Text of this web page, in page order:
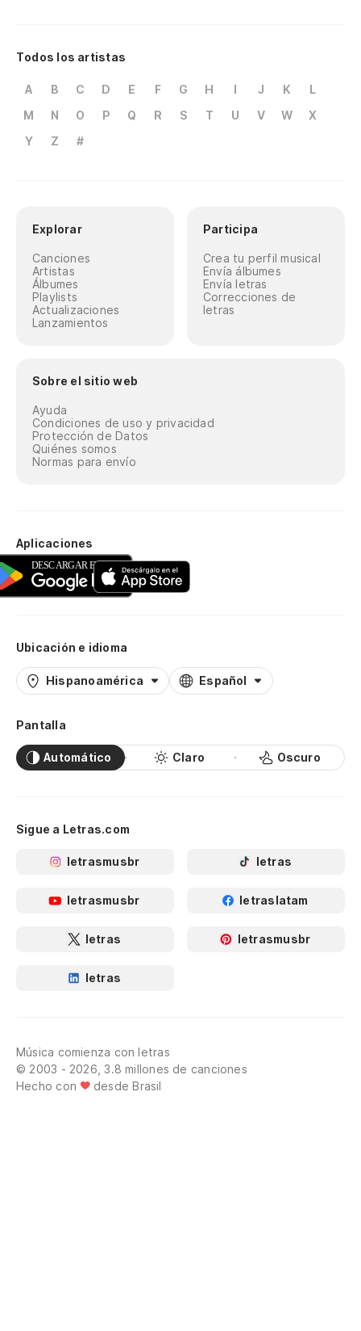
Todos los artistas
A B C D E F G H I J K
L
M
N O P Q R S T U V W
X
Y
Z #
Explorar
Canciones
Artistas
Álbumes
Playlists
Actualizaciones
Lanzamientos
Participa
Crea tu perfil musical
Envía álbumes
Envía letras
Correcciones de
letras
Sobre el sitio web
Ayuda
Condiciones de uso y privacidad
Protección de Datos
Quiénes somos
Normas para envío
Aplicaciones
Ubicación e idioma
Hispanoamérica Español
Pantalla
Automático Claro Oscuro
Sigue a Letras.com
letrasmusbr letras
letrasmusbr letraslatam
letras letrasmusbr
letras
Música comienza con letras
© 2003 - 2026, 3.8 millones de canciones
Hecho con
desde Brasil